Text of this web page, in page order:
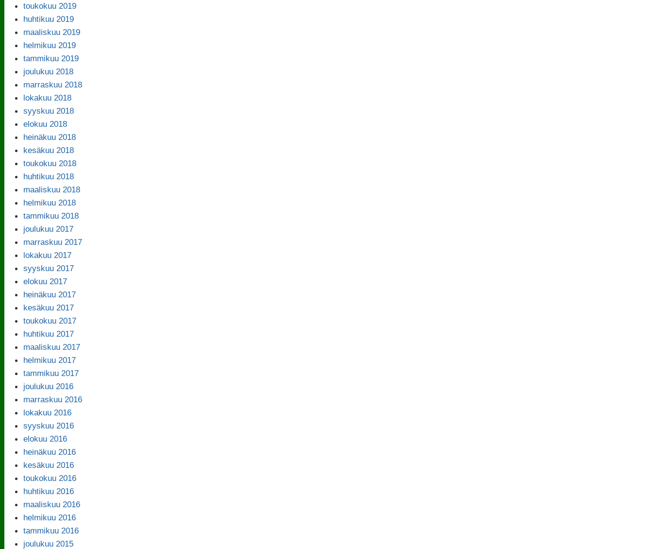
toukokuu 2019
huhtikuu 2019
maaliskuu 2019
helmikuu 2019
tammikuu 2019
joulukuu 2018
marraskuu 2018
lokakuu 2018
syyskuu 2018
elokuu 2018
heinäkuu 2018
kesäkuu 2018
toukokuu 2018
huhtikuu 2018
maaliskuu 2018
helmikuu 2018
tammikuu 2018
joulukuu 2017
marraskuu 2017
lokakuu 2017
syyskuu 2017
elokuu 2017
heinäkuu 2017
kesäkuu 2017
toukokuu 2017
huhtikuu 2017
maaliskuu 2017
helmikuu 2017
tammikuu 2017
joulukuu 2016
marraskuu 2016
lokakuu 2016
syyskuu 2016
elokuu 2016
heinäkuu 2016
kesäkuu 2016
toukokuu 2016
huhtikuu 2016
maaliskuu 2016
helmikuu 2016
tammikuu 2016
joulukuu 2015